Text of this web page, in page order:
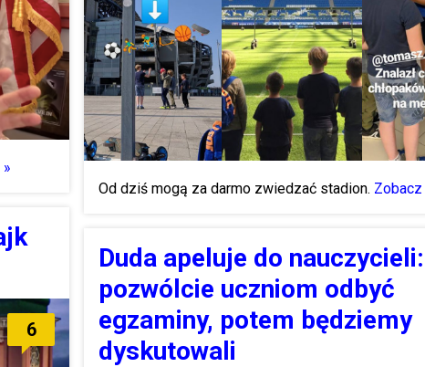
6
Od dziś mogą za darmo zwiedzać stadion.
Duda apeluje do nauczycieli:
pozwólcie uczniom odbyć
egzaminy, potem będziemy
dyskutowali